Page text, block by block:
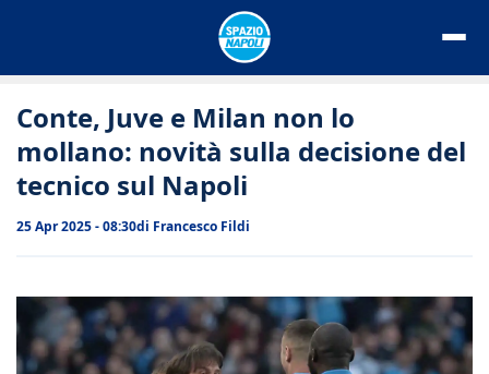
Conte, Juve e Milan non lo
mollano: novità sulla decisione del
tecnico sul Napoli
25 Apr 2025 - 08:30di Francesco Fildi